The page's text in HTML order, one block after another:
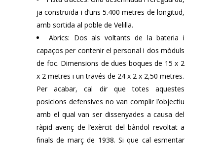
ja construïda i d’uns 5.400 metres de longitud,
amb sortida al poble de Velilla.
Abrics: Dos als voltants de la bateria i
capaços per contenir el personal i dos mòduls
de foc. Dimensions de dues boques de 15 x 2
x 2 metres i un través de 24 x 2 x 2,50 metres.
Per acabar, cal dir que totes aquestes
posicions defensives no van complir l’objectiu
amb el qual van ser dissenyades a causa del
ràpid avenç de l’exèrcit del bàndol revoltat a
finals de març de 1938. Si que cal esmentar